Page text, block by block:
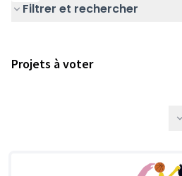
Filtrer et rechercher
Projets à voter